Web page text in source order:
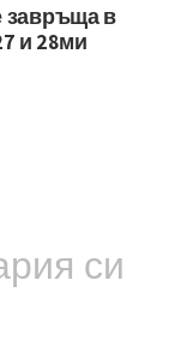
завръща в
и 28ми
си